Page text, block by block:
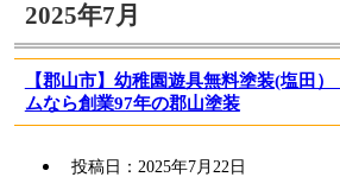
2025年7月
【郡山市】幼稚園遊具無料塗装(塩田
ムなら創業97年の郡山塗装
投稿日： 2025年7月22日